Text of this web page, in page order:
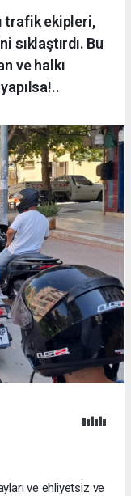
trafik ekipleri,
Bu
ve halkı
ve ehliyetsiz ve